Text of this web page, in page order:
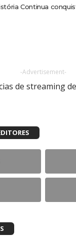
Continua
-Advertisement-